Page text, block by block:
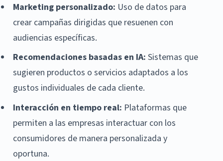
Marketing personalizado: Uso de datos para
crear campañas dirigidas que resuenen con
audiencias específicas.
Recomendaciones basadas en IA: Sistemas que
sugieren productos o servicios adaptados a los
gustos individuales de cada cliente.
Interacción en tiempo real: Plataformas que
permiten a las empresas interactuar con los
consumidores de manera personalizada y
oportuna.